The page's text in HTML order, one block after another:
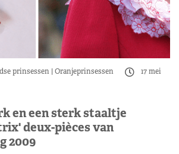
prinsessen Oranjeprinsessen
17 mei
en een sterk staaltje
deux-pièces van
2009